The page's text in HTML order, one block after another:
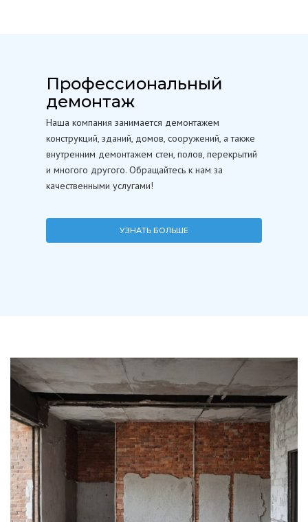
Профессиональный
демонтаж
Наша компания занимается демонтажем
конструкций, зданий, домов, сооружений, а также
внутренним демонтажем стен, полов, перекрытий
и многого другого. Обращайтесь к нам за
качественными услугами!
УЗНАТЬ БОЛЬШЕ